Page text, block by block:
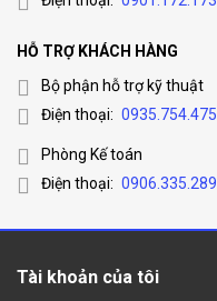
HỖ TRỢ KHÁCH HÀNG
Bộ phận hỗ trợ kỹ thuật
Điện thoại: 0935.754.475
Phòng Kế toán
Điện thoại: 0906.335.289
Tài khoản của tôi